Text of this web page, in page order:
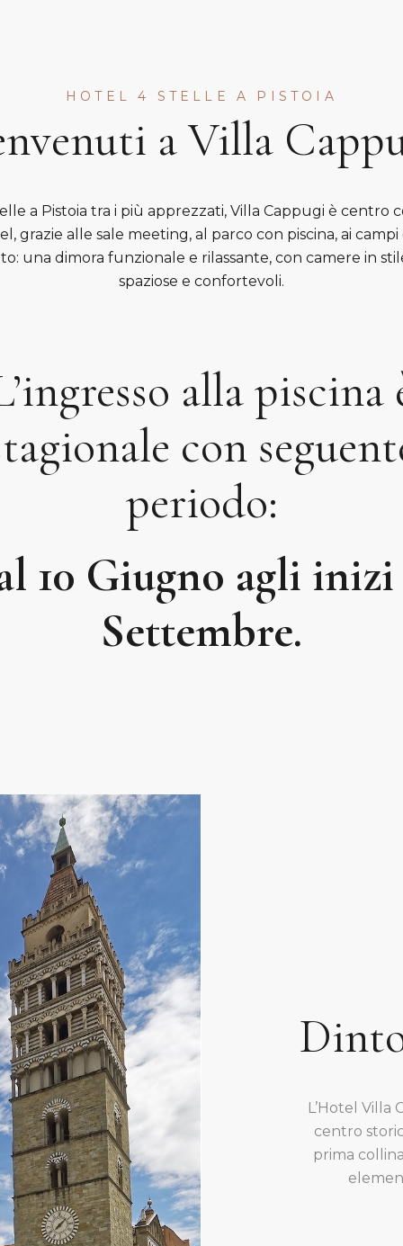
HOTEL 4 STELLE A PISTOIA
a Villa
a Pistoia tra i più apprezzati, Villa Cappugi è centro
grazie alle sale meeting, al parco con piscina, ai campi
una dimora funzionale e rilassante, con camere in
spaziose e confortevoli.
alla piscina
con
periodo:
10 Giugno agli
Settembre.
L’Hotel Villa
centro
prima